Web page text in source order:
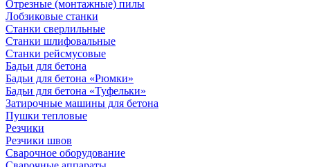
Отрезные (монтажные) пилы
Лобзиковые станки
Станки сверлильные
Станки шлифовальные
Станки рейсмусовые
Бадьи для бетона
Бадьи для бетона «Рюмки»
Бадьи для бетона «Туфельки»
Затирочные машины для бетона
Пушки тепловые
Резчики
Резчики швов
Сварочное оборудование